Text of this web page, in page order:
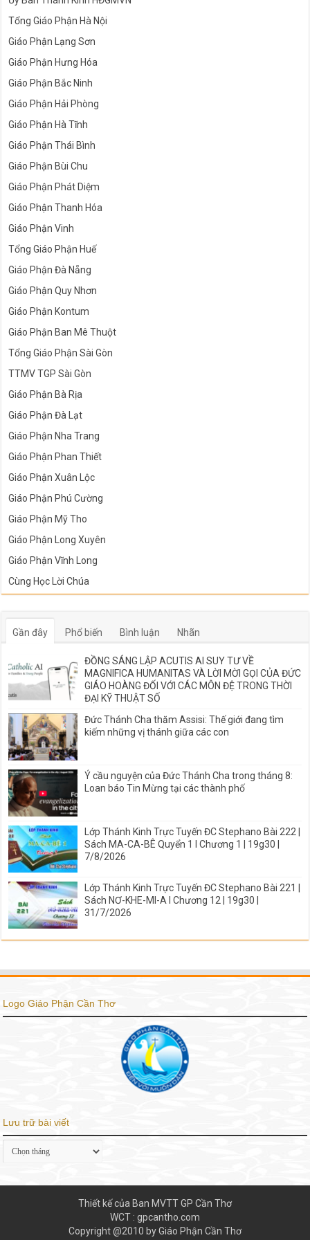
Tổng Giáo Phận Hà Nội
Giáo Phận Lạng Sơn
Giáo Phận Hưng Hóa
Giáo Phận Bắc Ninh
Giáo Phận Hải Phòng
Giáo Phận Hà Tĩnh
Giáo Phận Thái Bình
Giáo Phận Bùi Chu
Giáo Phận Phát Diệm
Giáo Phận Thanh Hóa
Giáo Phận Vinh
Tổng Giáo Phận Huế
Giáo Phận Đà Nẵng
Giáo Phận Quy Nhơn
Giáo Phận Kontum
Giáo Phận Ban Mê Thuột
Tổng Giáo Phận Sài Gòn
TTMV TGP Sài Gòn
Giáo Phận Bà Rịa
Giáo Phận Đà Lạt
Giáo Phận Nha Trang
Giáo Phận Phan Thiết
Giáo Phận Xuân Lộc
Giáo Phận Phú Cường
Giáo Phận Mỹ Tho
Giáo Phận Long Xuyên
Giáo Phận Vĩnh Long
Cùng Học Lời Chúa
Gần đây Phổ biến Bình luận Nhãn
ĐỒNG SÁNG LẬP ACUTIS AI SUY TƯ VỀ
MAGNIFICA HUMANITAS VÀ LỜI MỜI GỌI CỦA ĐỨC
GIÁO HOÀNG ĐỐI VỚI CÁC MÔN ĐỆ TRONG THỜI
ĐẠI KỸ THUẬT SỐ
Đức Thánh Cha thăm Assisi: Thế giới đang tìm
kiếm những vị thánh giữa các con
Ý cầu nguyện của Đức Thánh Cha trong tháng 8:
Loan báo Tin Mừng tại các thành phố
Lớp Thánh Kinh Trực Tuyến ĐC Stephano Bài 222 |
Sách MA-CA-BÊ Quyển 1 I Chương 1 | 19g30 |
7/8/2026
Lớp Thánh Kinh Trực Tuyến ĐC Stephano Bài 221 |
Sách NƠ-KHE-MI-A I Chương 12 | 19g30 |
31/7/2026
Logo Giáo Phận Cần Thơ
Lưu trữ bài viết
Lưu
trữ
Thiết kế của Ban MVTT GP Cần Thơ
WCT : gpcantho.com
Copyright @2010 by Giáo Phận Cần Thơ